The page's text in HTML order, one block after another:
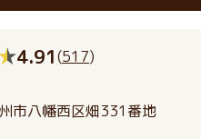
4.91(517)
市八幡西区畑331番地